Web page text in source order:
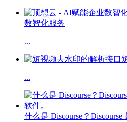
数智化服务
...
...
什么是 Discourse？